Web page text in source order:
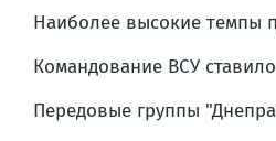
Наиболее высокие темпы
Командование ВСУ
Передовые группы